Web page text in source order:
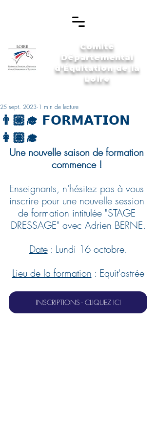
Comité
Départemental
d'Équitation de la
Loire
👨🏼‍🎓 𝗙𝗢𝗥𝗠𝗔𝗧𝗜𝗢𝗡
👩🏽‍🎓
25 sept. 2023 1 min de lecture
Une nouvelle saison de formation
commence !
Enseignants, n'hésitez pas à vous
inscrire pour une nouvelle session
de formation intitulée "STAGE
DRESSAGE" avec Adrien BERNE.
Date : Lundi 16 octobre.
Lieu de la formation : Equit'astrée
INSCRIPTIONS - CLIQUEZ ICI